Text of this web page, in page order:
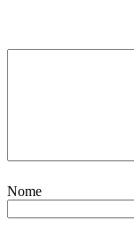
Nome